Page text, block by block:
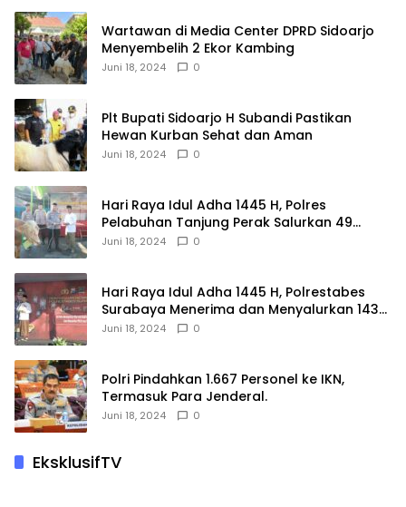
Wartawan di Media Center DPRD Sidoarjo
Menyembelih 2 Ekor Kambing
Juni 18, 2024 0
Plt Bupati Sidoarjo H Subandi Pastikan
Hewan Kurban Sehat dan Aman
Juni 18, 2024 0
Hari Raya Idul Adha 1445 H, Polres
Pelabuhan Tanjung Perak Salurkan 49
Hewan Korban.
Juni 18, 2024 0
Hari Raya Idul Adha 1445 H, Polrestabes
Surabaya Menerima dan Menyalurkan 143
Hewan Kurban
Juni 18, 2024 0
Polri Pindahkan 1.667 Personel ke IKN,
Termasuk Para Jenderal.
Juni 18, 2024 0
EksklusifTV